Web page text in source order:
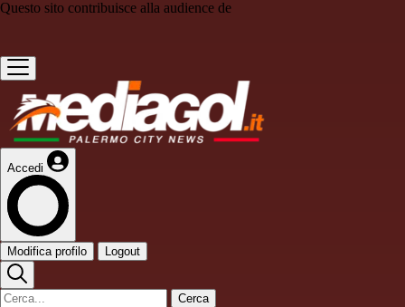
Questo sito contribuisce alla audience de
Accedi
Modifica profilo Logout
Cerca